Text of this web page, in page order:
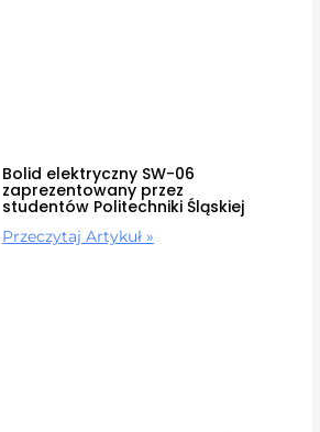
Bolid elektryczny SW-06
zaprezentowany przez
studentów Politechniki Śląskiej
Przeczytaj Artykuł »